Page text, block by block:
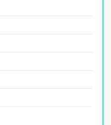
テム復旧
）
理
修理